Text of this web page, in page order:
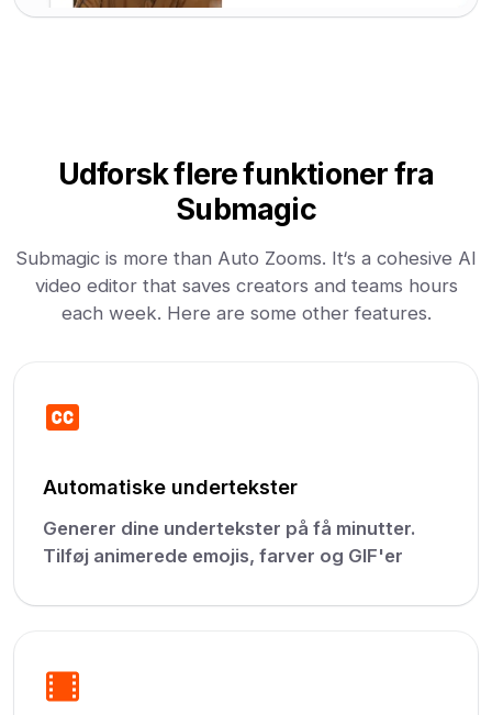
Udforsk flere funktioner fra
Submagic
Submagic is more than Auto Zooms. It‘s a cohesive AI
video editor that saves creators and teams hours
each week. Here are some other features.
Automatiske undertekster
Generer dine undertekster på få minutter.
Tilføj animerede emojis, farver og GIF'er